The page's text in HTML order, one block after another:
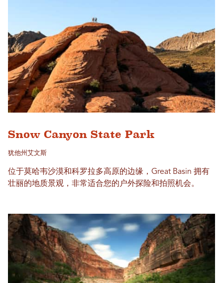
Snow Canyon State Park
犹他州艾文斯
位于莫哈韦沙漠和科罗拉多高原的边缘，Great Basin 拥有
壮丽的地质景观，非常适合您的户外探险和拍照机会。